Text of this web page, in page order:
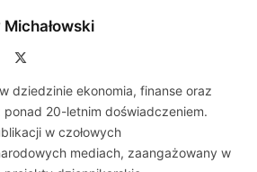
dziedzinie ekonomia, finanse oraz
ponad 20-letnim doświadczeniem.
w czołowych
mediach, zaangażowany w